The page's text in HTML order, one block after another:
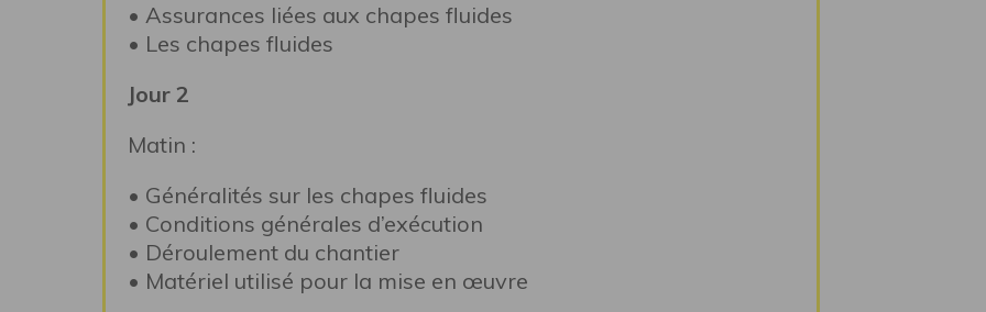
• Assurances liées aux chapes fluides
• Les chapes fluides
Jour 2
Matin :
• Généralités sur les chapes fluides
• Conditions générales d’exécution
• Déroulement du chantier
• Matériel utilisé pour la mise en œuvre